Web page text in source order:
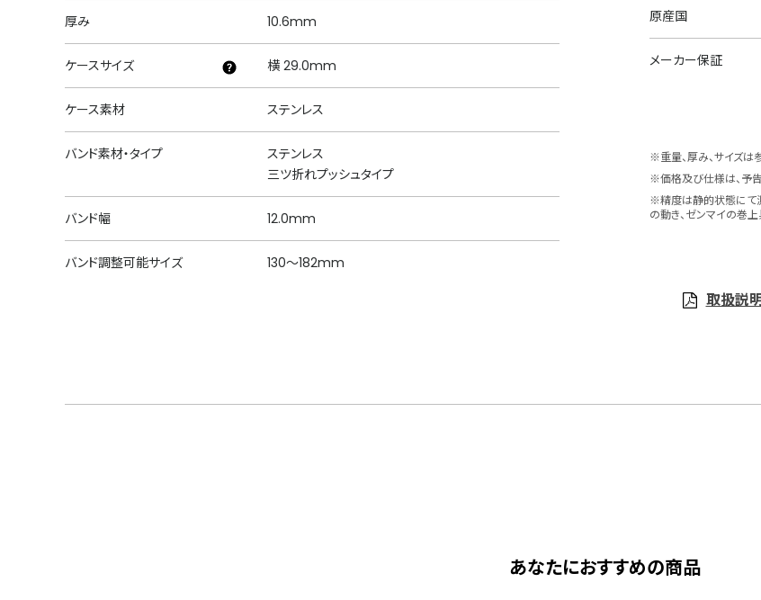
厚み 10.6mm
ケースサイズ 横 29.0mm
ケース素材 ステンレス
バンド素材・タイプ
ステンレス
三ツ折れプッシュタイプ
バンド幅 12.0mm
バンド調整可能サイズ 130～182mm
原産国
メーカー保証
※重量、厚み、サイズは
※価格及び仕様は、予
※精度は静的状態にて
の動き、ゼンマイの巻
取扱説
あなたにおすすめの商品